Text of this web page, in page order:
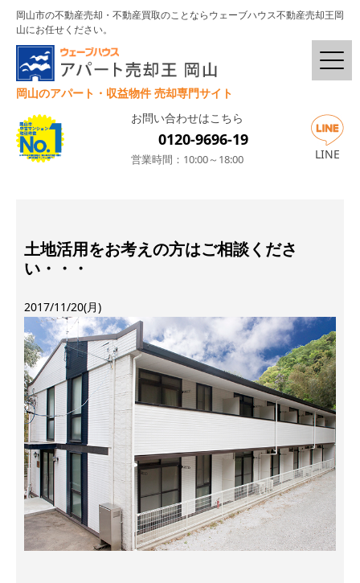
岡山市の不動産売却・不動産買取のことならウェーブハウス不動産売却王岡
山にお任せください。
岡山のアパート・収益物件 売却専門サイト
お問い合わせはこちら
0120-9696-19
営業時間：10:00～18:00 LINE
土地活用をお考えの方はご相談くださ
い・・・
2017/11/20(月)